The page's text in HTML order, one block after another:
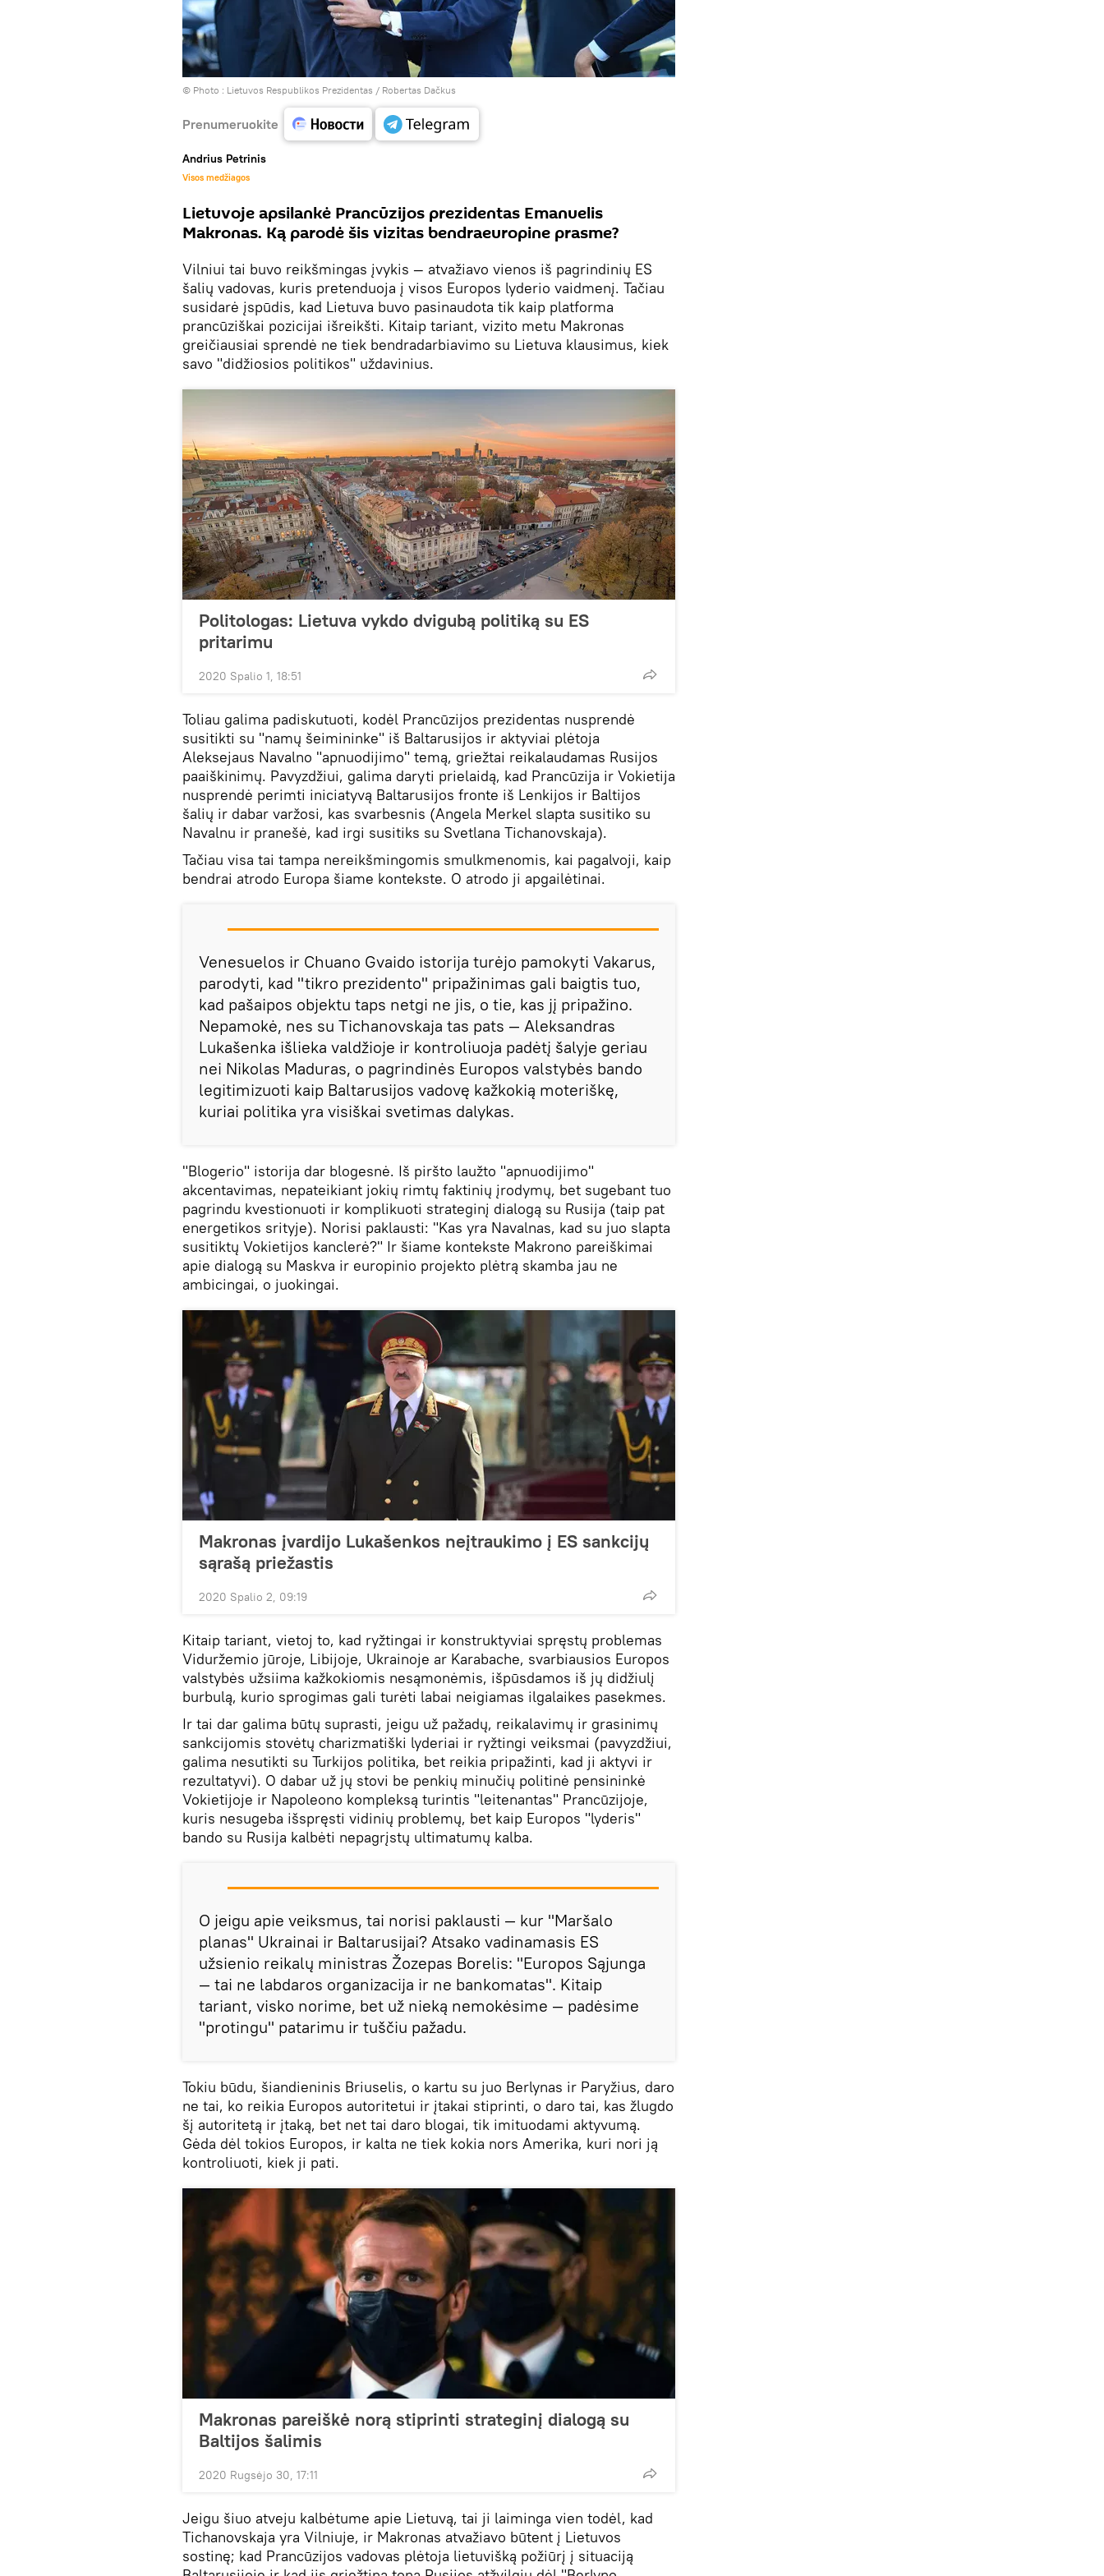
© Photo : Lietuvos Respublikos Prezidentas / Robertas Dačkus
Prenumeruokite
Andrius Petrinis
Visos medžiagos
Lietuvoje apsilankė Prancūzijos prezidentas Emanuelis
Makronas. Ką parodė šis vizitas bendraeuropine prasme?
Vilniui tai buvo reikšmingas įvykis — atvažiavo vienos iš pagrindinių ES
šalių vadovas, kuris pretenduoja į visos Europos lyderio vaidmenį. Tačiau
susidarė įspūdis, kad Lietuva buvo pasinaudota tik kaip platforma
prancūziškai pozicijai išreikšti. Kitaip tariant, vizito metu Makronas
greičiausiai sprendė ne tiek bendradarbiavimo su Lietuva klausimus, kiek
savo "didžiosios politikos" uždavinius.
Politologas: Lietuva vykdo dvigubą politiką su ES
pritarimu
2020 Spalio 1, 18:51
Toliau galima padiskutuoti, kodėl Prancūzijos prezidentas nusprendė
susitikti su "namų šeimininke" iš Baltarusijos ir aktyviai plėtoja
Aleksejaus Navalno "apnuodijimo" temą, griežtai reikalaudamas Rusijos
paaiškinimų. Pavyzdžiui, galima daryti prielaidą, kad Prancūzija ir Vokietija
nusprendė perimti iniciatyvą Baltarusijos fronte iš Lenkijos ir Baltijos
šalių ir dabar varžosi, kas svarbesnis (Angela Merkel slapta susitiko su
Navalnu ir pranešė, kad irgi susitiks su Svetlana Tichanovskaja).
Tačiau visa tai tampa nereikšmingomis smulkmenomis, kai pagalvoji, kaip
bendrai atrodo Europa šiame kontekste. O atrodo ji apgailėtinai.
Venesuelos ir Chuano Gvaido istorija turėjo pamokyti Vakarus,
parodyti, kad "tikro prezidento" pripažinimas gali baigtis tuo,
kad pašaipos objektu taps netgi ne jis, o tie, kas jį pripažino.
Nepamokė, nes su Tichanovskaja tas pats — Aleksandras
Lukašenka išlieka valdžioje ir kontroliuoja padėtį šalyje geriau
nei Nikolas Maduras, o pagrindinės Europos valstybės bando
legitimizuoti kaip Baltarusijos vadovę kažkokią moteriškę,
kuriai politika yra visiškai svetimas dalykas.
"Blogerio" istorija dar blogesnė. Iš piršto laužto "apnuodijimo"
akcentavimas, nepateikiant jokių rimtų faktinių įrodymų, bet sugebant tuo
pagrindu kvestionuoti ir komplikuoti strateginį dialogą su Rusija (taip pat
energetikos srityje). Norisi paklausti: "Kas yra Navalnas, kad su juo slapta
susitiktų Vokietijos kanclerė?" Ir šiame kontekste Makrono pareiškimai
apie dialogą su Maskva ir europinio projekto plėtrą skamba jau ne
ambicingai, o juokingai.
Makronas įvardijo Lukašenkos neįtraukimo į ES sankcijų
sąrašą priežastis
2020 Spalio 2, 09:19
Kitaip tariant, vietoj to, kad ryžtingai ir konstruktyviai spręstų problemas
Viduržemio jūroje, Libijoje, Ukrainoje ar Karabache, svarbiausios Europos
valstybės užsiima kažkokiomis nesąmonėmis, išpūsdamos iš jų didžiulį
burbulą, kurio sprogimas gali turėti labai neigiamas ilgalaikes pasekmes.
Ir tai dar galima būtų suprasti, jeigu už pažadų, reikalavimų ir grasinimų
sankcijomis stovėtų charizmatiški lyderiai ir ryžtingi veiksmai (pavyzdžiui,
galima nesutikti su Turkijos politika, bet reikia pripažinti, kad ji aktyvi ir
rezultatyvi). O dabar už jų stovi be penkių minučių politinė pensininkė
Vokietijoje ir Napoleono kompleksą turintis "leitenantas" Prancūzijoje,
kuris nesugeba išspręsti vidinių problemų, bet kaip Europos "lyderis"
bando su Rusija kalbėti nepagrįstų ultimatumų kalba.
O jeigu apie veiksmus, tai norisi paklausti — kur "Maršalo
planas" Ukrainai ir Baltarusijai? Atsako vadinamasis ES
užsienio reikalų ministras Žozepas Borelis: "Europos Sąjunga
— tai ne labdaros organizacija ir ne bankomatas". Kitaip
tariant, visko norime, bet už nieką nemokėsime — padėsime
"protingu" patarimu ir tuščiu pažadu.
Tokiu būdu, šiandieninis Briuselis, o kartu su juo Berlynas ir Paryžius, daro
ne tai, ko reikia Europos autoritetui ir įtakai stiprinti, o daro tai, kas žlugdo
šį autoritetą ir įtaką, bet net tai daro blogai, tik imituodami aktyvumą.
Gėda dėl tokios Europos, ir kalta ne tiek kokia nors Amerika, kuri nori ją
kontroliuoti, kiek ji pati.
Makronas pareiškė norą stiprinti strateginį dialogą su
Baltijos šalimis
2020 Rugsėjo 30, 17:11
Jeigu šiuo atveju kalbėtume apie Lietuvą, tai ji laiminga vien todėl, kad
Tichanovskaja yra Vilniuje, ir Makronas atvažiavo būtent į Lietuvos
sostinę; kad Prancūzijos vadovas plėtoja lietuvišką požiūrį į situaciją